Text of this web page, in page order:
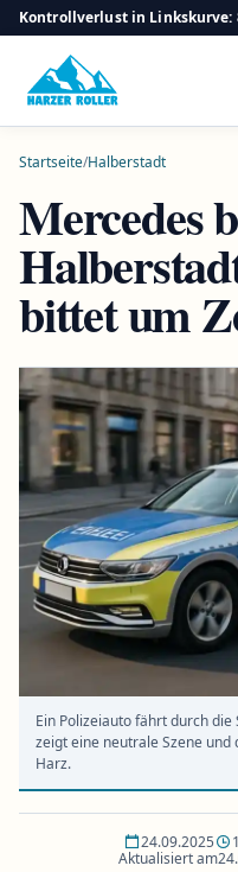
Kontrollverlust in Linkskurve:
Startseite/Halberstadt
Mercedes
bittet um
Ein Polizeiauto fährt durch die
zeigt eine neutrale Szene
Harz.
24.09.2025
Aktualisiert am